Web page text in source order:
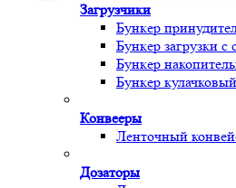
Загрузчики
Бункер
Бункер загрузки с
Бункер
Бункер
Конвееры
Ленточный
Дозаторы